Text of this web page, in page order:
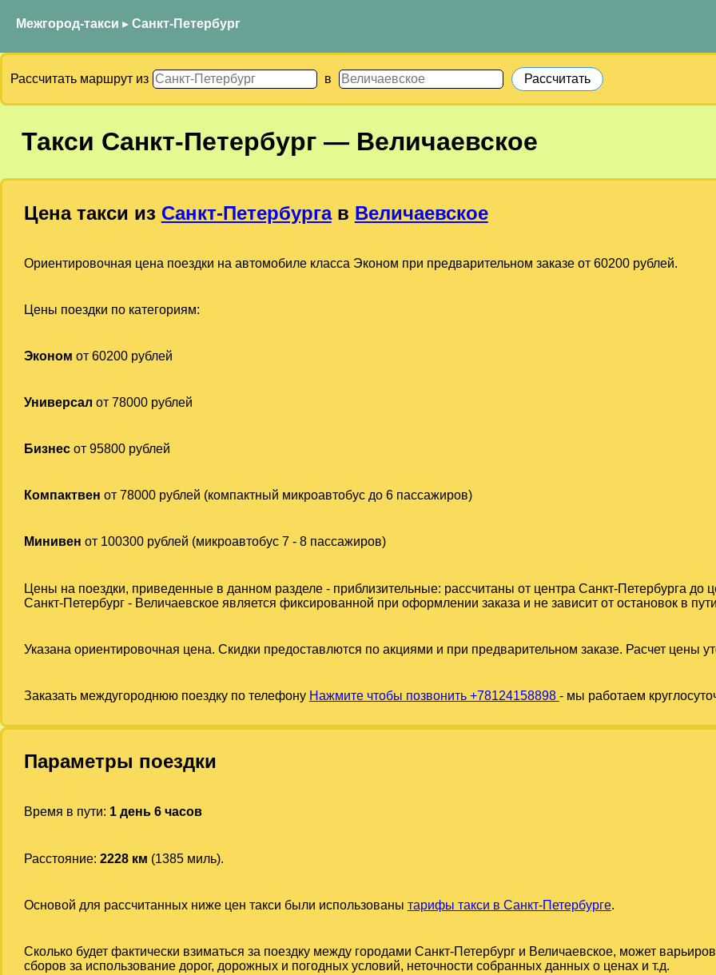
Межгород-такси ▸ Санкт-Петербург
Рассчитать маршрут из в
Такси Санкт-Петербург— Величаевское
Цена такси из Санкт-Петербургав Величаевское
Ориентировочная цена поездки на автомобиле класса Эконом при предварительном заказе от 60200 рублей.
Цены поездки по категориям:
Эконом от 60200 рублей
Универсал от 78000 рублей
Бизнесот 95800 рублей
Компактвен от 78000 рублей (компактный микроавтобус до 6 пассажиров)
Минивен от 100300 рублей (микроавтобус 7 - 8 пассажиров)
Цены на поездки, приведенные в данном разделе - приблизительные: рассчитаны от центра Санкт-Петербурга до
Санкт-Петербург - Величаевское является фиксированной при оформлении заказа и не зависит от остановок в
Указана ориентировочная цена. Скидки предоставлются по акциями и при предварительном заказе. Расчет цены
Заказать междугороднюю поездку по телефону Нажмите чтобы позвонить +78124158898 - мы работаем
Параметры поездки
Время в пути: 1 день 6 часов
Расстояние: 2228 км (1385 миль).
Основой для рассчитанных ниже цен такси были использованы тарифы такси в Санкт-Петербурге.
Сколько будет фактически взиматься за поездку между городами Санкт-Петербурги Величаевское, может
сборов за использование дорог, дорожных и погодных условий, неточности собранных данных о ценах и т.д.